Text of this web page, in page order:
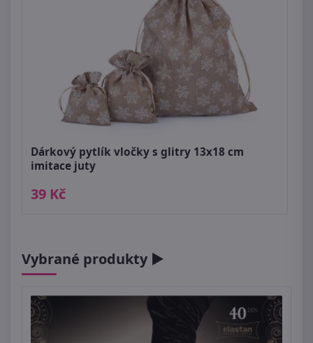
Dárkový pytlík vločky s glitry 13x18 cm
imitace juty
39 Kč
Vybrané produkty ►